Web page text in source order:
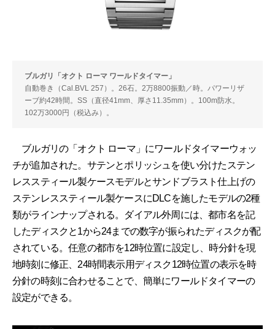
ブルガリ「オクト ローマ ワールドタイマー」
自動巻き（Cal.BVL 257）。26石。2万8800振動／時。パワーリザ
ーブ約42時間。SS（直径41mm、厚さ11.35mm）。100m防水。
102万3000円（税込み）。
ブルガリの「オクト ローマ」にワールドタイマーウォッ
チが追加された。サテンとポリッシュを使い分けたステン
レススティール製ケースモデルとサンドブラスト仕上げの
ステンレススティール製ケースにDLCを施したモデルの2種
類がラインナップされる。ダイアル外周には、都市名を記
したディスクと1から24までの数字が振られたディスクが配
されている。任意の都市を12時位置に設定し、時分針を現
地時刻に修正、24時間表示用ディスク12時位置の表示を時
分針の時刻に合わせることで、簡単にワールドタイマーの
設定ができる。